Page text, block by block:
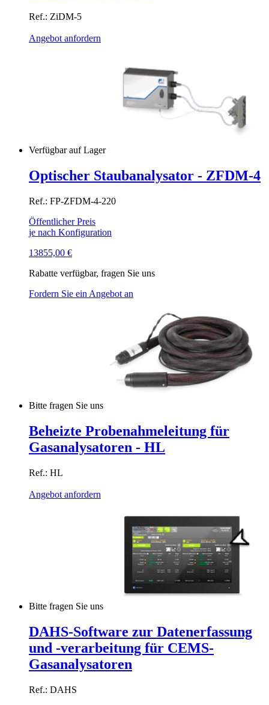
Ref.: ZiDM-5
Angebot anfordern
Verfügbar auf Lager
Optischer Staubanalysator - ZFDM-4
Ref.: FP-ZFDM-4-220
Öffentlicher Preis
je nach Konfiguration
13855,00 €
Rabatte verfügbar, fragen Sie uns
Fordern Sie ein Angebot an
Bitte fragen Sie uns
Beheizte Probenahmeleitung für
Gasanalysatoren - HL
Ref.: HL
Angebot anfordern
Bitte fragen Sie uns
DAHS-Software zur Datenerfassung
und -verarbeitung für CEMS-
Gasanalysatoren
Ref.: DAHS